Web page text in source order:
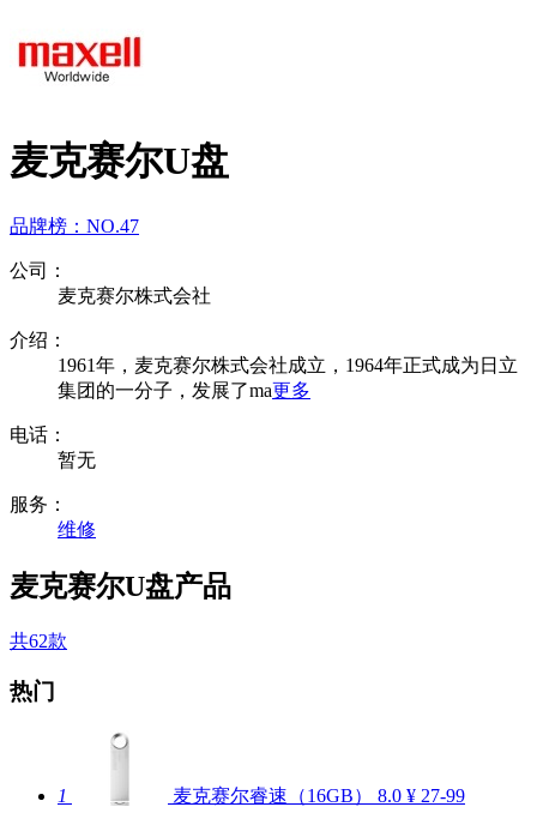
麦克赛尔U盘
品牌榜： NO.47
公司：
麦克赛尔株式会社
介绍：
1961年，麦克赛尔株式会社成立，1964年正式成为日立
集团的一分子，发展了ma更多
电话：
暂无
服务：
维修
麦克赛尔U盘产品
共62款
热门
1 麦克赛尔睿速（16GB） 8.0 ¥ 27-99